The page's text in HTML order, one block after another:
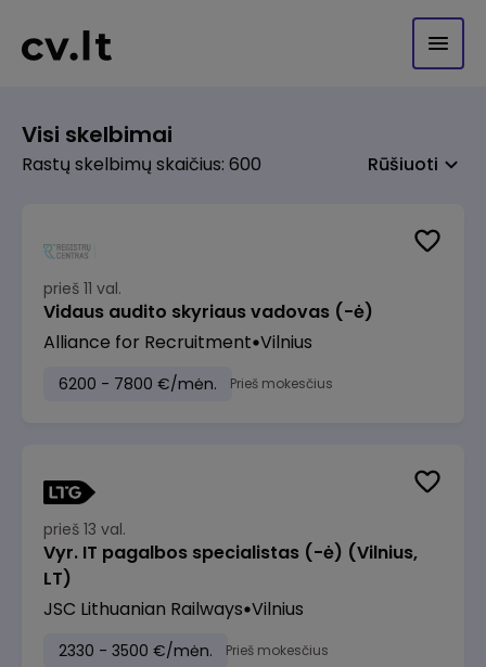
Visi skelbimai
Rastų skelbimų skaičius: 600 Rūšiuoti
prieš 11 val.
Vidaus audito skyriaus vadovas (-ė)
Alliance for Recruitment Vilnius
6200 - 7800 €/mėn. Prieš mokesčius
prieš 13 val.
Vyr. IT pagalbos specialistas (-ė) (Vilnius,
LT)
JSC Lithuanian Railways Vilnius
2330 - 3500 €/mėn. Prieš mokesčius